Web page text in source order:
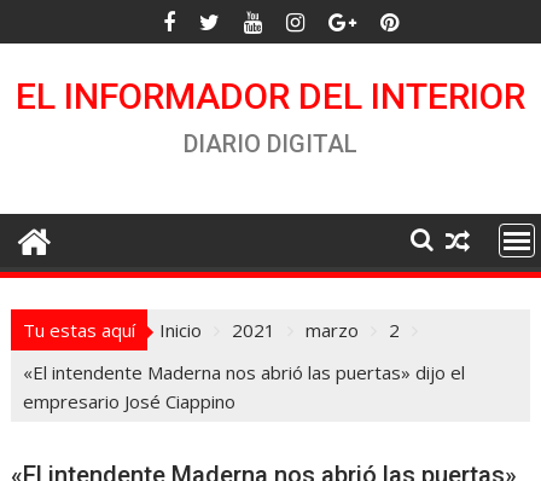
al
EL INFORMADOR DEL INTERIOR
DIARIO DIGITAL
Tu estas aquí Inicio 2021 marzo
2
«El intendente Maderna nos abrió las puertas» dijo el
empresario José Ciappino
«El intendente Maderna nos abrió las puertas»